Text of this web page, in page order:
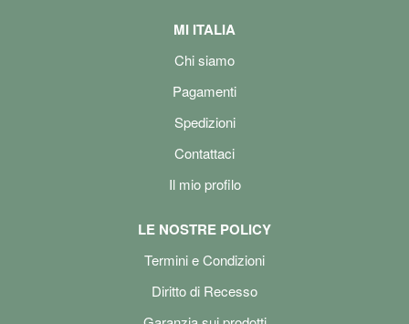
MI ITALIA
Chi siamo
Pagamenti
Spedizioni
Contattaci
Il mio profilo
LE NOSTRE POLICY
Termini e Condizioni
Diritto di Recesso